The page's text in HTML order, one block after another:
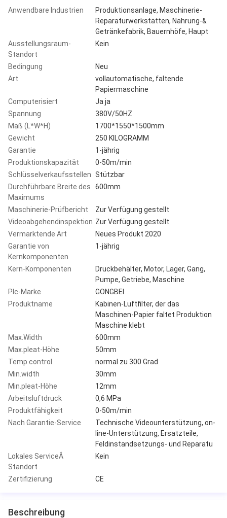
Anwendbare Industrien
Produktionsanlage, Maschinerie-
Reparaturwerkstätten, Nahrung-&
Getränkefabrik, Bauernhöfe, Haupt
Ausstellungsraum-
Standort
Kein
Bedingung
Neu
Art
vollautomatische, faltende
Papiermaschine
Computerisiert
Ja ja
Spannung
380V/50HZ
Maß (L*W*H)
1700*1550*1500mm
Gewicht
250 KILOGRAMM
Garantie
1-jährig
Produktionskapazität
0-50m/min
Schlüsselverkaufsstellen Stützbar
Durchführbare Breite des
Maximums
600mm
Maschinerie-Prüfbericht
Zur Verfügung gestellt
Videoabgehendinspektion Zur Verfügung gestellt
Vermarktende Art
Neues Produkt 2020
Garantie von
Kernkomponenten
1-jährig
Kern-Komponenten
Druckbehälter, Motor, Lager, Gang,
Pumpe, Getriebe, Maschine
Plc-Marke
GONGBEI
Produktname
Kabinen-Luftfilter, der das
Maschinen-Papier faltet Produktion
Maschine klebt
Max.Width
600mm
Max.pleat-Höhe
50mm
Temp.control
normal zu 300 Grad
Min.width
30mm
Min.pleat-Höhe
12mm
Arbeitsluftdruck
0,6 MPa
Produktfähigkeit
0-50m/min
Nach Garantie-Service
Technische Videounterstützung, on-
line-Unterstützung, Ersatzteile,
Feldinstandsetzungs- und Reparatu
Lokales ServiceÂ
Standort
Kein
Zertifizierung CE
Beschreibung